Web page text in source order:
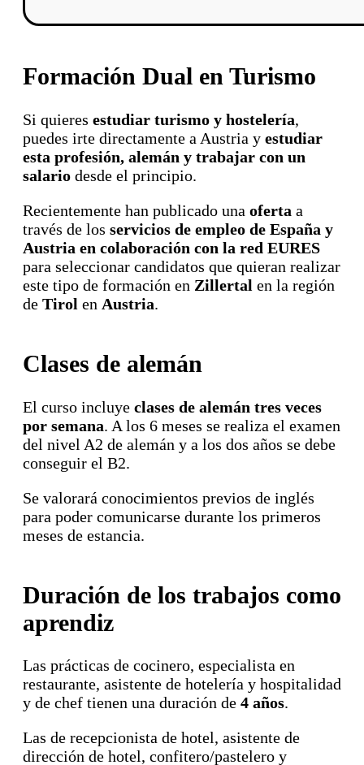
Formación Dual en Turismo
Si quieres estudiar turismo y hostelería,
puedes irte directamente a Austria y estudiar
esta profesión, alemán y trabajar con un
salario desde el principio.
Recientemente han publicado una oferta a
través de los servicios de empleo de España y
Austria en colaboración con la red EURES
para seleccionar candidatos que quieran realizar
este tipo de formación en Zillertal en la región
de Tirol en Austria.
Clases de alemán
El curso incluye clases de alemán tres veces
por semana. A los 6 meses se realiza el examen
del nivel A2 de alemán y a los dos años se debe
conseguir el B2.
Se valorará conocimientos previos de inglés
para poder comunicarse durante los primeros
meses de estancia.
Duración de los trabajos como
aprendiz
Las prácticas de cocinero, especialista en
restaurante, asistente de hotelería y hospitalidad
y de chef tienen una duración de 4 años.
Las de recepcionista de hotel, asistente de
dirección de hotel, confitero/pastelero y